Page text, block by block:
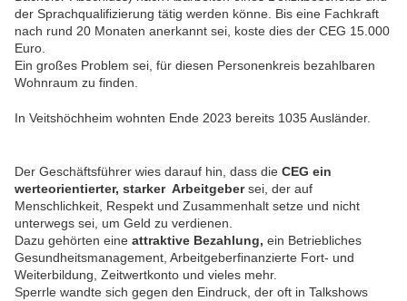
der Sprachqualifizierung tätig werden könne. Bis eine Fachkraft
nach rund 20 Monaten anerkannt sei, koste dies der CEG 15.000
Euro.
Ein großes Problem sei, für diesen Personenkreis bezahlbaren
Wohnraum zu finden.
In Veitshöchheim wohnten Ende 2023 bereits 1035 Ausländer.
Der Geschäftsführer wies darauf hin, dass die CEG ein
werteorientierter, starker Arbeitgebersei, der auf
Menschlichkeit, Respekt und Zusammenhalt setze und nicht
unterwegs sei, um Geld zu verdienen.
Dazu gehörten eine attraktive Bezahlung, ein Betriebliches
Gesundheitsmanagement, Arbeitgeberfinanzierte Fort- und
Weiterbildung, Zeitwertkonto und vieles mehr.
Sperrle wandte sich gegen den Eindruck, der oft in Talkshows